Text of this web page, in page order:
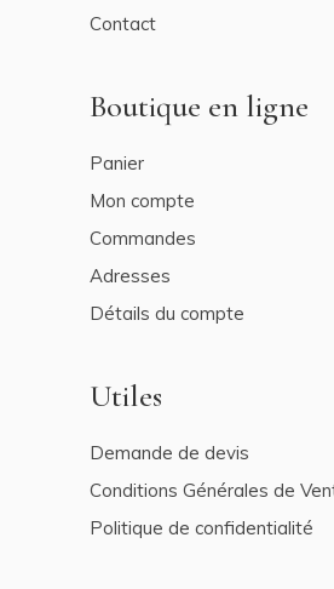
Contact
Boutique en ligne
Panier
Mon compte
Commandes
Adresses
Détails du compte
Utiles
Demande de devis
Conditions Générales de
Politique de confidentialité